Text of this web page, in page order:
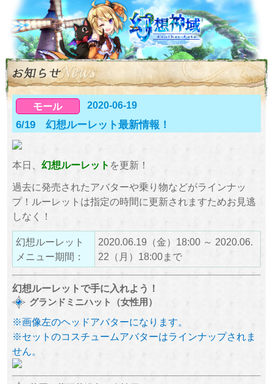
モール 2020-06-19
6/19 幻想ルーレット最新情報！
本日、 幻想ルーレット を更新！
過去に発売されたアバターや乗り物などがラインナッ
プ！ルーレットは指定の時間に更新されますためお見逃
しなく！
幻想ルーレット
メニュー期間：
2020.06.19（金）18:00 ～ 2020.06.
22（月）18:00まで
幻想ルーレットで手に入れよう！
グランドミニハット（女性用）
※画像左のヘッドアバターになります。
※セットのコスチュームアバターはラインナップされま
せん。